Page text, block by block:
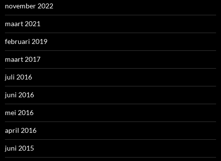
november 2022
maart 2021
februari 2019
maart 2017
juli 2016
juni 2016
mei 2016
april 2016
juni 2015